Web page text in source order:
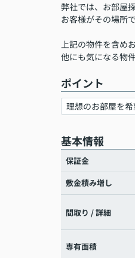
弊社では、お部屋
お客様がその場所
上記の物件を含め
他にも気になる物
ポイント
理想のお部屋を
基本情報
保証金
敷金積み増し
間取り / 詳細
専有面積